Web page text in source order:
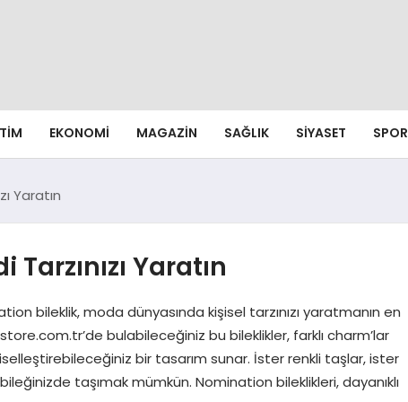
EKONOMI MAGAZIN SAĞLIK SIYASET SPOR
Yaratın
Yaratın
bileklik, moda dünyasında kişisel tarzınızı yaratmanın en
bulabileceğiniz bu bileklikler, farklı charm’lar
bir tasarım sunar. İster renkli taşlar, ister
taşımak mümkün. Nomination bileklikleri, dayanıklı